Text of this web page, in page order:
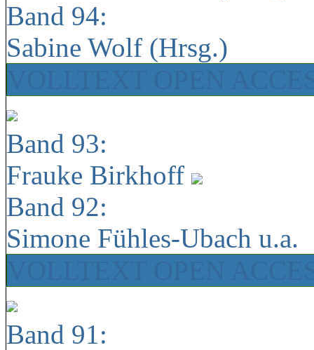
Band 94:
Sabine Wolf (Hrsg.)
Band 93:
Frauke Birkhoff
Band 92:
Simone Fühles-Ubach u.a.
Band 91: